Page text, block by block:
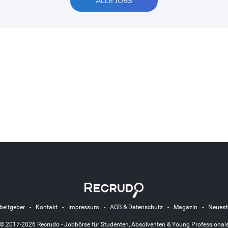
- Kontakt- Impressum - AGB & Datenschutz- Magazin -
© 2017-2026 Recrudo - Jobbörse für Studenten, Absolventen & Young